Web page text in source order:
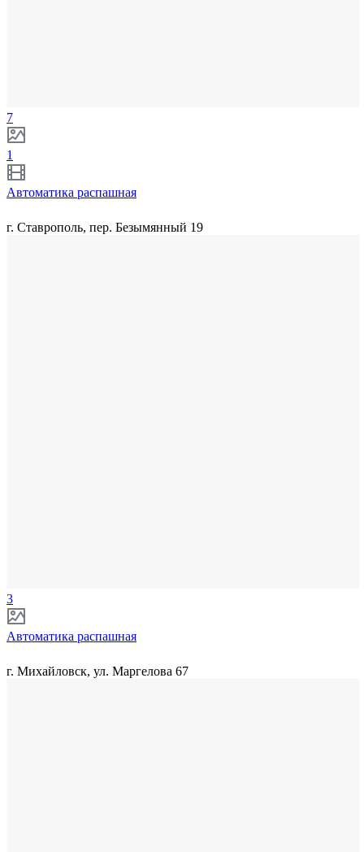
7
1
Автоматика распашная
г. Ставрополь, пер. Безымянный 19
3
Автоматика распашная
г. Михайловск, ул. Маргелова 67